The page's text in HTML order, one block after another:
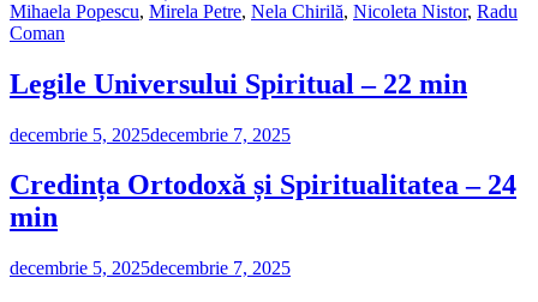
Mihaela Popescu, Mirela Petre, Nela Chirilă, Nicoleta Nistor, Radu
Coman
Legile Universului Spiritual – 22 min
decembrie 5, 2025decembrie 7, 2025
Credința Ortodoxă și Spiritualitatea – 24
min
decembrie 5, 2025decembrie 7, 2025